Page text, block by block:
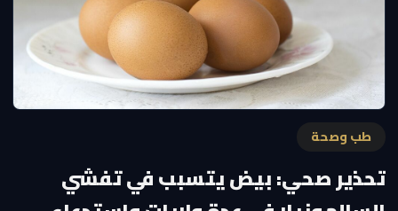
طب وصحة
تحذير صحي: بيض يتسبب في تفشي